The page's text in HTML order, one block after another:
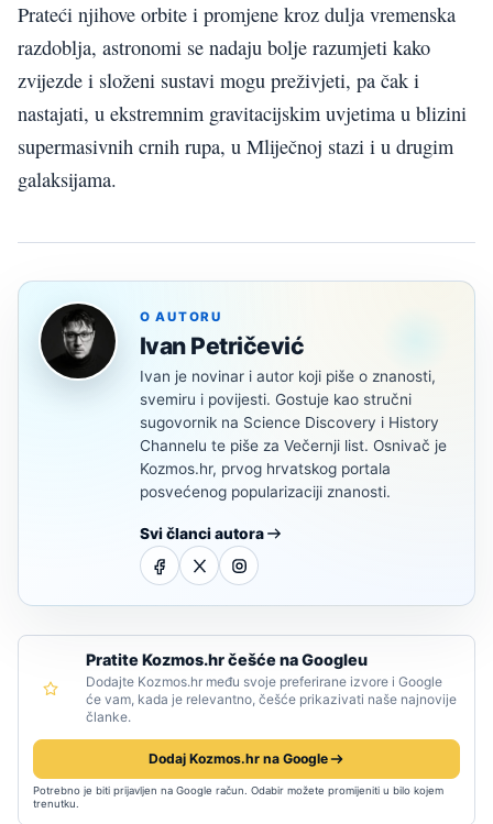
Prateći njihove orbite i promjene kroz dulja vremenska
razdoblja, astronomi se nadaju bolje razumjeti kako
zvijezde i složeni sustavi mogu preživjeti, pa čak i
nastajati, u ekstremnim gravitacijskim uvjetima u blizini
supermasivnih crnih rupa, u Mliječnoj stazi i u drugim
galaksijama.
O AUTORU
Ivan Petričević
Ivan je novinar i autor koji piše o znanosti,
svemiru i povijesti. Gostuje kao stručni
sugovornik na Science Discovery i History
Channelu te piše za Večernji list. Osnivač je
Kozmos.hr, prvog hrvatskog portala
posvećenog popularizaciji znanosti.
Svi članci autora
Pratite Kozmos.hr češće na Googleu
Dodajte Kozmos.hr među svoje preferirane izvore i Google
će vam, kada je relevantno, češće prikazivati naše najnovije
članke.
Dodaj Kozmos.hr na Google
Potrebno je biti prijavljen na Google račun. Odabir možete promijeniti u bilo kojem
trenutku.